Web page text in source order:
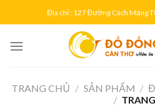
to
Địa chỉ : 127 Đường Cách Mạng
TRANG CHỦ / SẢN PHẨM /
/